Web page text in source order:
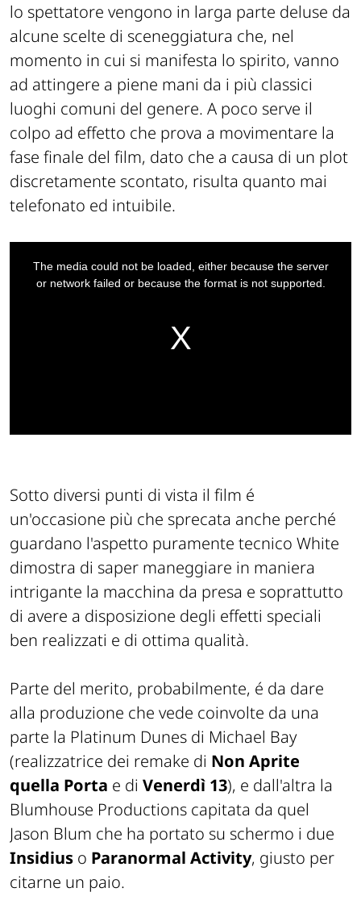
lo spettatore vengono in larga parte deluse da
alcune scelte di sceneggiatura che, nel
momento in cui si manifesta lo spirito, vanno
ad attingere a piene mani da i più classici
luoghi comuni del genere. A poco serve il
colpo ad effetto che prova a movimentare la
fase finale del film, dato che a causa di un plot
discretamente scontato, risulta quanto mai
telefonato ed intuibile.
The media could not be loaded, either because the server
or network failed or because the format is not supported.
Sotto diversi punti di vista il film é
un'occasione più che sprecata anche perché
guardano l'aspetto puramente tecnico White
dimostra di saper maneggiare in maniera
intrigante la macchina da presa e soprattutto
di avere a disposizione degli effetti speciali
ben realizzati e di ottima qualità.
Parte del merito, probabilmente, é da dare
alla produzione che vede coinvolte da una
parte la Platinum Dunes di Michael Bay
(realizzatrice dei remake di Non Aprite
quella Porta e di Venerdì 13), e dall'altra la
Blumhouse Productions capitata da quel
Jason Blum che ha portato su schermo i due
Insidius o Paranormal Activity, giusto per
citarne un paio.